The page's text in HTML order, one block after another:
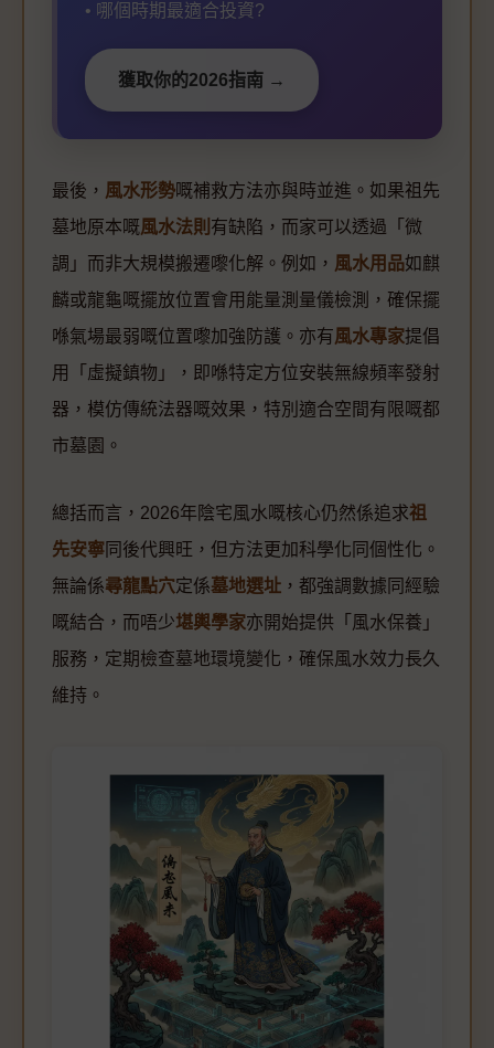
• 哪個時期最適合投資?
獲取你的2026指南 →
最後， 風水形勢嘅補救方法亦與時並進。如果祖先
墓地原本嘅風水法則 有缺陷，而家可以透過「微
調」而非大規模搬遷嚟化解。例如， 風水用品如麒
麟或龍龜嘅擺放位置會用能量測量儀檢測，確保擺
喺氣場最弱嘅位置嚟加強防護。亦有風水專家提倡
用「虛擬鎮物」，即喺特定方位安裝無線頻率發射
器，模仿傳統法器嘅效果，特別適合空間有限嘅都
市墓園。
總括而言，2026年陰宅風水嘅核心仍然係追求祖
先安寧 同後代興旺，但方法更加科學化同個性化。
無論係尋龍點穴定係墓地選址 ，都強調數據同經驗
嘅結合，而唔少堪輿學家亦開始提供「風水保養」
服務，定期檢查墓地環境變化，確保風水效力長久
維持。